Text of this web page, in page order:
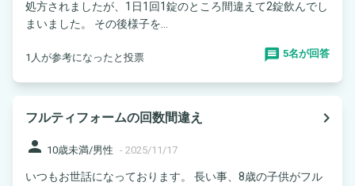
処方されましたが、1日1回1錠のところ間違えて2錠飲んでし
まいました。 その後様子を...
1人が参考になったと投票 5名が回答
フルティフォームの回数間違え
navigate_next
person 10歳未満/男性 - 2025/11/17
いつもお世話になっております。 長い事、8歳の子供がフル